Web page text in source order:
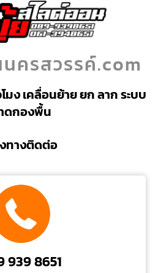
ครสวรรค์.com
มง เคลื่อนย้าย ยก ลาก ระบบ
ดกองพื้น
ทางติดต่อ
939 8651